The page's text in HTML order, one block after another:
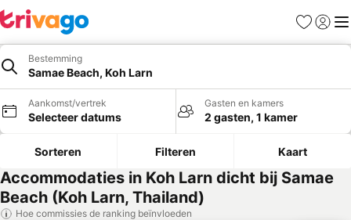
Favorieten
Bestemming
Samae Beach, Koh Larn
Aankomst/vertrek
Selecteer datums
Gasten en kamers
2 gasten, 1 kamer
Sorteren Filteren Kaart
Accommodaties in Koh Larn dicht bij Samae
Beach (Koh Larn, Thailand)
Hoe commissies de ranking beïnvloeden